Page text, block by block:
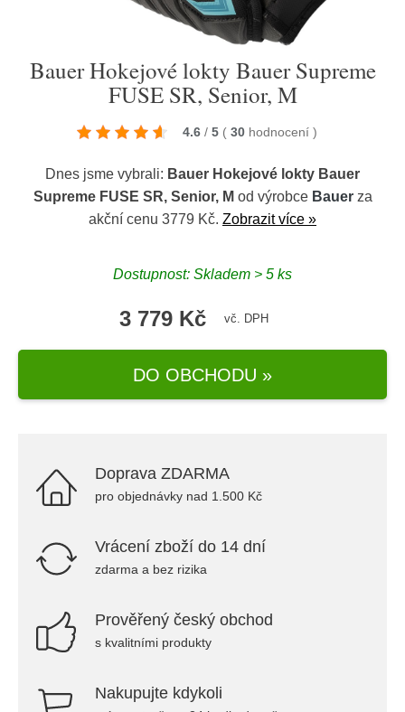
Bauer Hokejové lokty Bauer Supreme
FUSE SR, Senior, M
4.6 / 5 ( 30 hodnocení )
Dnes jsme vybrali: Bauer Hokejové lokty Bauer
Supreme FUSE SR, Senior, M od výrobce Bauerza
akční cenu 3779 Kč. Zobrazit více »
Dostupnost: Skladem > 5 ks
3 779 Kč vč. DPH
DO OBCHODU »
Doprava ZDARMA
pro objednávky nad 1.500 Kč
Vrácení zboží do 14 dní
zdarma a bez rizika
Prověřený český obchod
s kvalitními produkty
Nakupujte kdykoli